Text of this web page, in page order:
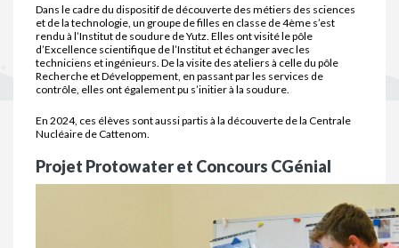
Dans le cadre du dispositif de découverte des métiers des sciences
et de la technologie, un groupe de filles en classe de 4ème s’est
rendu à l’Institut de soudure de Yutz. Elles ont visité le pôle
d’Excellence scientifique de l’Institut et échanger avec les
techniciens et ingénieurs. De la visite des ateliers à celle du pôle
Recherche et Développement, en passant par les services de
contrôle, elles ont également pu s’initier à la soudure.
En 2024, ces élèves sont aussi partis à la découverte de la Centrale
Nucléaire de Cattenom.
Projet Protowater et Concours CGénial